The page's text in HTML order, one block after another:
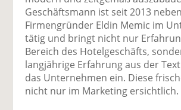
Geschäftsmann ist seit 2013 neben
Firmengründer Eldin Memic im
tätig und bringt nicht nur
Bereich des Hotelgeschäfts,
langjährige Erfahrung aus der
das Unternehmen ein. Diese
nicht nur im Marketing ersichtlich.